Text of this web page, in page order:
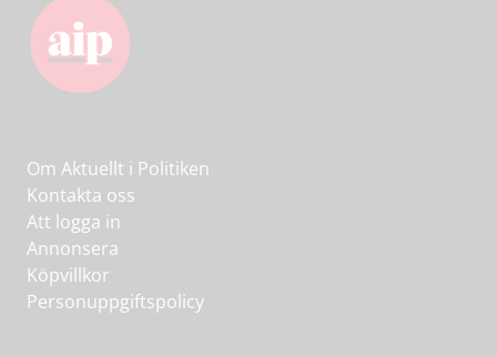
Om Aktuellt i Politiken
Kontakta oss
Att logga in
Annonsera
Köpvillkor
Personuppgiftspolicy